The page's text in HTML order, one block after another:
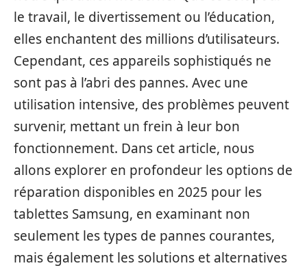
le travail, le divertissement ou l’éducation,
elles enchantent des millions d’utilisateurs.
Cependant, ces appareils sophistiqués ne
sont pas à l’abri des pannes. Avec une
utilisation intensive, des problèmes peuvent
survenir, mettant un frein à leur bon
fonctionnement. Dans cet article, nous
allons explorer en profondeur les options de
réparation disponibles en 2025 pour les
tablettes Samsung, en examinant non
seulement les types de pannes courantes,
mais également les solutions et alternatives